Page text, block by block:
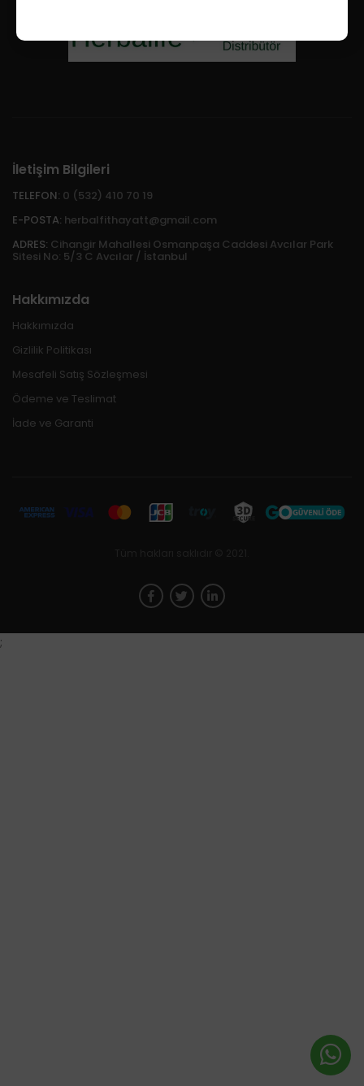
İletişim Bilgileri
TELEFON: 0 (532) 410 70 19
E-POSTA: herbalfithayatt@gmail.com
ADRES: Cihangir Mahallesi Osmanpaşa Caddesi Avcılar Park
Sitesi No: 5/3 C Avcılar / İstanbul
Hakkımızda
Hakkımızda
Gizlilik Politikası
Mesafeli Satış Sözleşmesi
Ödeme ve Teslimat
İade ve Garanti
;